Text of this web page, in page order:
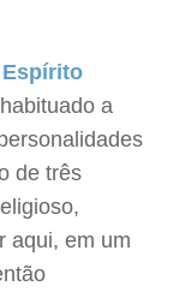
Espírito
a
de três
aqui, em um